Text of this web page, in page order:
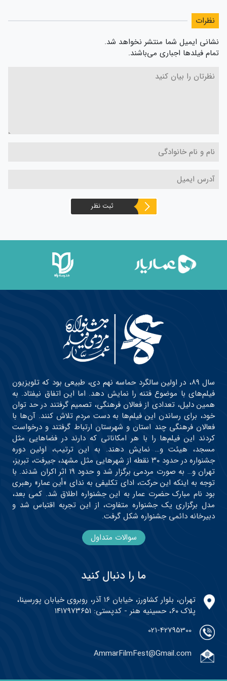
نظرات
نشانی ایمیل شما منتشر نخواهد شد.
تمام فیلدها اجباری می‌باشند.
ثبت نظر
سال ۸۹، در اولین سالگرد حماسه نهم دی، طبیعی بود که تلویزیون
فیلم‌های با موضوع فتنه را نمایش دهد. اما این اتفاق نیفتاد. به
همین دلیل، تعدادی از فعالان فرهنگی، تصمیم گرفتند در حد توان
خود، برای رساندن این فیلم‌ها به دست مردم تلاش کنند. آن‌ها با
فعالان فرهنگی چند استان و شهرستان ارتباط گرفتند و درخواست
کردند این فیلم‌ها را با هر امکاناتی که دارند در فضاهایی مثل
مسجد، هیئت و… نمایش دهند. به این ترتیب، اولین دوره
جشنواره در حدود ۳۰ نقطه از شهرهایی مثل مشهد، جیرفت، تبریز،
تهران و… به صورت مردمی برگزار شد و حدود ۱۹ اثر اکران شدند. با
توجه به اینکه این حرکت، ادای تکلیفی به ندای «أین عمار» رهبری
بود نام مبارک حضرت عمار به این جشنواره اطلاق شد. کمی بعد،
مدل برگزاری یک جشنواره متفاوت، از این تجربه اقتباس شد و
دبیرخانه دائمی جشنواره شکل گرفت.
سوالات متداول
ما را دنبال کنید
تهران، بلوار کشاورز، خیابان ۱۶ آذر، روبروی خیابان پورسینا،
پلاک ۶۰، حسینیه هنر - کدپستی: ۱۴۱۷۹۷۳۶۵۱
021-42795300
AmmarFilmFest@Gmail.com